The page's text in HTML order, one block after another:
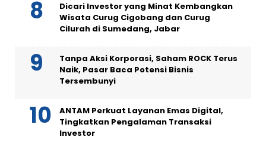
Dicari Investor yang Minat Kembangkan
Wisata Curug Cigobang dan Curug
Cilurah di Sumedang, Jabar
Tanpa Aksi Korporasi, Saham ROCK Terus
Naik, Pasar Baca Potensi Bisnis
Tersembunyi
ANTAM Perkuat Layanan Emas Digital,
Tingkatkan Pengalaman Transaksi
Investor